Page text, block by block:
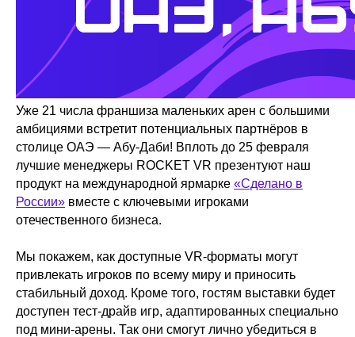
Уже 21 числа франшиза маленьких арен с большими
амбициями встретит потенциальных партнёров в
столице ОАЭ — Абу-Даби! Вплоть до 25 февраля
лучшие менеджеры ROCKET VR презентуют наш
продукт на международной ярмарке «Сделано в
России» вместе с ключевыми игроками
отечественного бизнеса.
Мы покажем, как доступные VR-форматы могут
привлекать игроков по всему миру и приносить
стабильный доход. Кроме того, гостям выставки будет
доступен тест-драйв игр, адаптированных специально
под мини-арены. Так они смогут лично убедиться в